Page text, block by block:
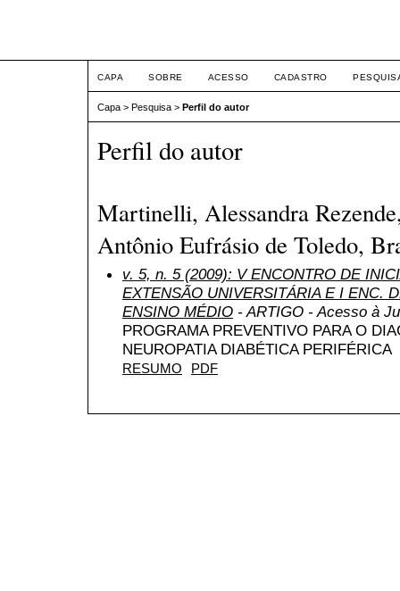
CAPA SOBRE ACESSO CADASTRO
Capa > Pesquisa > Perfil do autor
Perfil do autor
Martinelli, Alessandra
Antônio Eufrásio de Toledo,
v. 5, n. 5 (2009): V ENCONTRO DE
EXTENSÃO UNIVERSITÁRIA E I ENC.
ENSINO MÉDIO - ARTIGO - Acesso à
PROGRAMA PREVENTIVO PARA O
NEUROPATIA DIABÉTICA PERIFÉRICA
RESUMO PDF